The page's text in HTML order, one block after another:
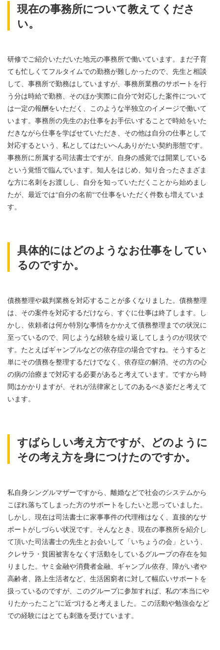
現在の事務所について教えてくださ
い。
研修でご紹介いただいた地元の事務所で働いています。まだ子育
ても忙しくてフルタイムでの勤務が難しかったので、先生と相談
して、事務所で勤務はしていますが、事務所業務のサポートを行
う分は時給で勤務、そのほか実際に自分で対応した案件について
は一定の報酬をいただく、このような半独立のイメージで働いて
います。事務所の先生のお仕事をお手伝いすることで時給をいた
だきながら仕事を学ばせていただき、その他は自分の仕事として
対応するという、私としてはたいへんありがたい契約形態です。
事務所に所属する司法書士ですが、自身の感覚では開業している
という覚悟で臨んでいます。知人をはじめ、知り合ったさまざま
な方に名刺をお渡しし、自分を知っていただくことから始めまし
たが、最近では“自分の名前“で仕事をいただく件数も増えていま
す。
具体的にはどのようなお仕事をしてい
るのですか。
債務整理や裁判業務を対応することが多くなりました。債務整理
は、その案件を対応するだけなら、すぐに仕事は終了します。し
かし、依頼者は何か特別な事情をかかえて債務整理までの状況に
至っているので、同じような経験を繰り返してしまうのが現状で
す。たとえばギャンブルなどの依存症の場合ですね。そうすると
単にその債務を整理するだけでなく、依存症の解消、その方の心
の病の治療まで対応する必要があると考えています。ですから時
間はかかりますが、それが法律家としてのあるべき姿だと考えて
います。
すばらしい考え方ですが、どのように
その考え方を身につけたのですか。
私自身シングルマザーですから、離婚などで社会のシステムから
こぼれ落ちてしまった方のサポートをしたいと思っていました。
しかし、現在は司法書士に家事事件の代理権はなく、直接的なサ
ポートがしづらい状況です。そんなとき、現在の事務所を紹介し
て頂いた司法書士の先生とお会いして「いちょうの会」という、
クレサラ・貧困被害をなくす活動をしているグループの存在を知
りました。ヤミ金融や消費者金融、ギャンブル依存、障がい者や
高齢者、路上生活者など、生活困窮者に対して幅広いサポートを
扱っているのですが、このグループに参加すれば、私の“本当にや
りたかったこと”に近づけると考えました。この活動や勉強会など
での経験にはとても刺激を受けています。